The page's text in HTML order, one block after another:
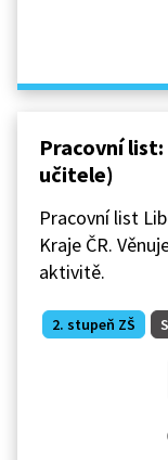
Pracovní
učitele)
Pracovní list
Kraje ČR.
aktivitě.
2. stupeň ZŠ